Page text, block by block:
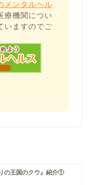
メンタルヘル
療機関につい
いますのでご
の王国のクウ』紹介①